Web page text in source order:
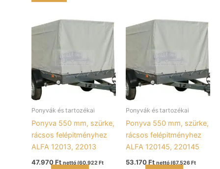
Ponyvák és tartozékai
Ponyva 550 mm, szürke,
rácsos felépitményhez
ALFA 12013, 22013
47.970Ft nettó (60.922 Ft
Ponyvák és tartozékai
Ponyva 550 mm, szürke,
rácsos felépitményhez
ALFA 120145, 220145
53.170Ft nettó (67.526 Ft